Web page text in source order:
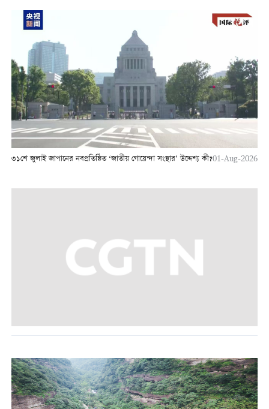
৩১শে জুলাই জাপানের নবপ্রতিষ্ঠিত ‘জাতীয় গোয়েন্দা সংস্থার’ উদ্দেশ্য কী?01-Aug-2026